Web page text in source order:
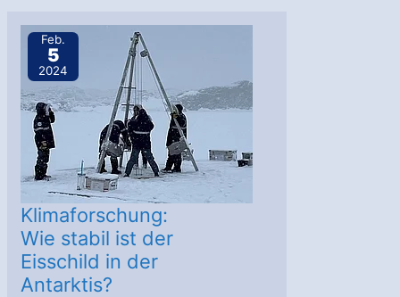
durch
Klimawandel
Feb.
5
2024
Klimaforschung:
Wie stabil ist der
Eisschild in der
Antarktis?